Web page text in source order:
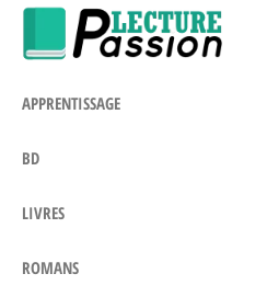
Passer
APPRENTISSAGE
BD
LIVRES
ROMANS